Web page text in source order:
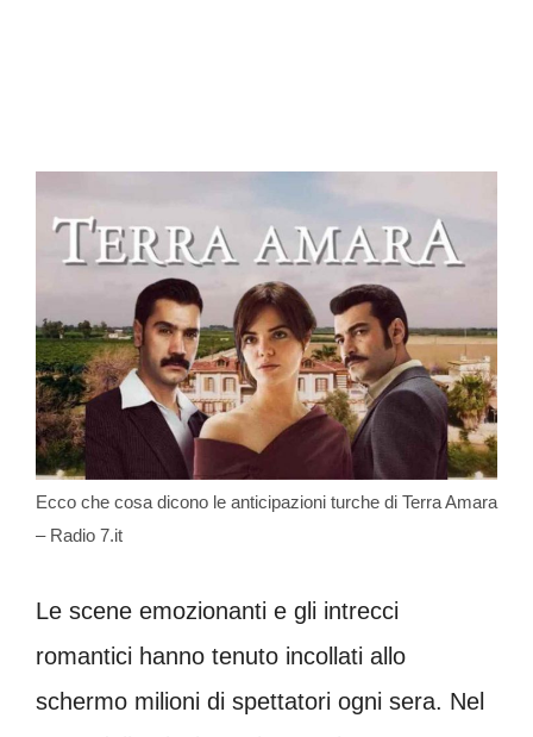
Ecco che cosa dicono le anticipazioni turche di Terra Amara
– Radio 7.it
Le scene emozionanti e gli intrecci
romantici hanno tenuto incollati allo
schermo milioni di spettatori ogni sera. Nel